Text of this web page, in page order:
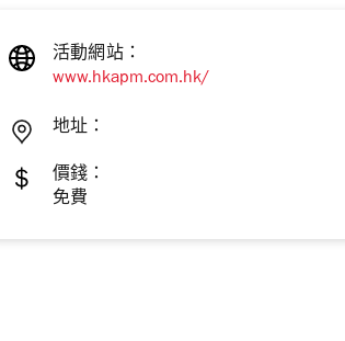
活動網站：
www.hkapm.com.hk/
地址：
價錢：
免費